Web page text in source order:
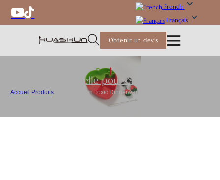
French
Français
Obtenir un devis
Vaisselle pour enfants
Accueil Produits/ Bulk Kids Non Toxic Dinnerware Strawberry Kids Plate Set